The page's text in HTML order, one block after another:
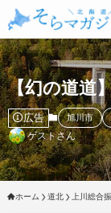
【幻の道道
広告 旭川市
ゲストさん
ホーム 道北 上川総合